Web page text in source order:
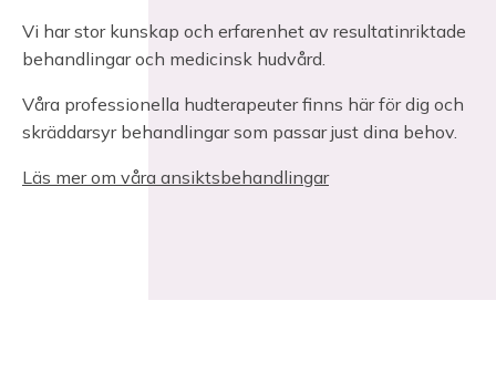
Vi har stor kunskap och erfarenhet av resultatinriktade
behandlingar och medicinsk hudvård.
Våra professionella hudterapeuter finns här för dig och
skräddarsyr behandlingar som passar just dina behov.
Läs mer om våra ansiktsbehandlingar